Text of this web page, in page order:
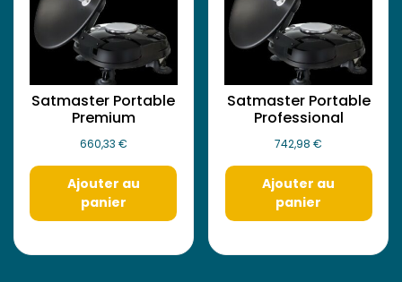
Satmaster Portable
Premium
660,33 €
Ajouter au
panier
Satmaster Portable
Professional
742,98€
Ajouter au
panier